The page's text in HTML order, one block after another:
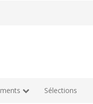
Sélections